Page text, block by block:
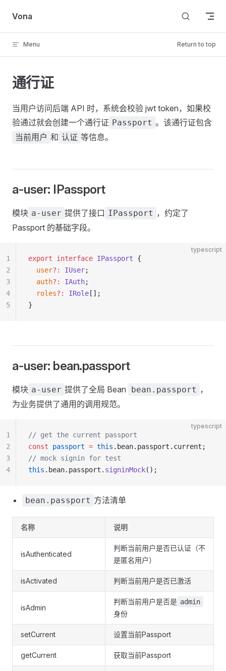
Skip to content
Vona
Menu Return to top
通行证
当用户访问后端 API 时，系统会校验 jwt token，如果校
验通过就会创建一个通行证 Passport 。该通行证包含
当前用户 和 认证 等信息。
a-user: IPassport
模块 a-user 提供了接口 IPassport ，约定了
Passport 的基础字段。
typescript
export interface IPassport {
  user
?: IUser;
  auth
?: IAuth;
  roles
?: IRole [];
}
1
2
3
4
5
a-user: bean.passport
模块 a-user 提供了全局 Bean bean.passport ，
为业务提供了通用的调用规范。
typescript
// get the current passport
const passport = this .bean.passport.current;
// mock signin for test
this .bean.passport. signinMock();
1
2
3
4
bean.passport 方法清单
名称 说明
isAuthenticated
判断当前用户是否已认证（不
是匿名用户）
isActivated 判断当前用户是否已激活
isAdmin
判断当前用户是否是 admin
身份
setCurrent 设置当前Passport
getCurrent 获取当前Passport